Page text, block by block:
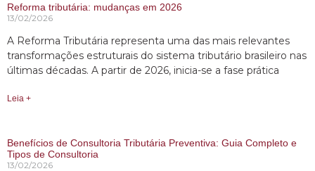
Reforma tributária: mudanças em 2026
13/02/2026
A Reforma Tributária representa uma das mais relevantes
transformações estruturais do sistema tributário brasileiro nas
últimas décadas. A partir de 2026, inicia-se a fase prática
Leia +
Benefícios de Consultoria Tributária Preventiva: Guia Completo e
Tipos de Consultoria
13/02/2026